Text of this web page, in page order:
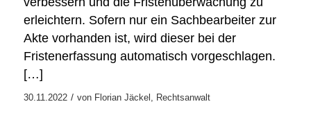
erleichtern. Sofern nur ein Sachbearbeiter zur
Akte vorhanden ist, wird dieser bei der
Fristenerfassung automatisch vorgeschlagen.
[…]
30.11.2022 / von Florian Jäckel, Rechtsanwalt